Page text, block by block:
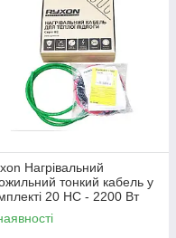
Нагрівальний
тонкий кабель у
20 HC - 2200 Вт
м)